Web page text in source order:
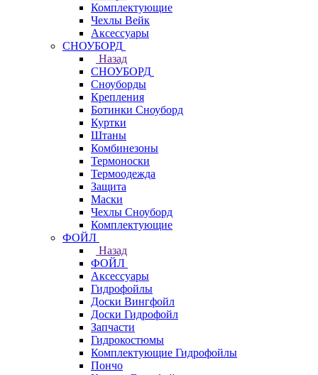
Комплектующие
Чехлы Вейк
Аксессуары
СНОУБОРД
Назад
СНОУБОРД
Сноуборды
Крепления
Ботинки Сноуборд
Куртки
Штаны
Комбинезоны
Термоноски
Термоодежда
Защита
Маски
Чехлы Сноуборд
Комплектующие
ФОЙЛ
Назад
ФОЙЛ
Аксессуары
Гидрофойлы
Доски Вингфойл
Доски Гидрофойл
Запчасти
Гидрокостюмы
Комплектующие Гидрофойлы
Пончо